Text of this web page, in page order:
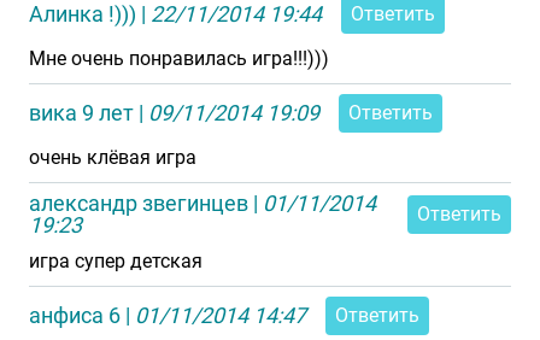
Алинка !))) | 22/11/2014 19:44
Ответить
Мне очень понравилась игра!!!)))
вика 9 лет | 09/11/2014 19:09
Ответить
очень клёвая игра
александр звегинцев | 01/11/2014
19:23
Ответить
игра супер детская
анфиса 6 | 01/11/2014 14:47
Ответить